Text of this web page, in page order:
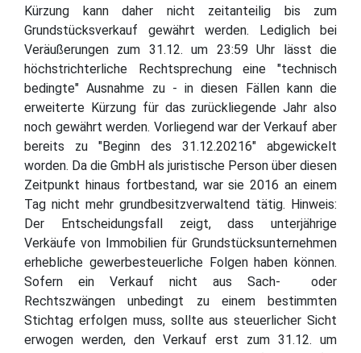
Kürzung kann daher nicht zeitanteilig bis zum
Grundstücksverkauf gewährt werden. Lediglich bei
Veräußerungen zum 31.12. um 23:59 Uhr lässt die
höchstrichterliche Rechtsprechung eine "technisch
bedingte" Ausnahme zu - in diesen Fällen kann die
erweiterte Kürzung für das zurückliegende Jahr also
noch gewährt werden. Vorliegend war der Verkauf aber
bereits zu "Beginn des 31.12.20216" abgewickelt
worden. Da die GmbH als juristische Person über diesen
Zeitpunkt hinaus fortbestand, war sie 2016 an einem
Tag nicht mehr grundbesitzverwaltend tätig. Hinweis:
Der Entscheidungsfall zeigt, dass unterjährige
Verkäufe von Immobilien für Grundstücksunternehmen
erhebliche gewerbesteuerliche Folgen haben können.
Sofern ein Verkauf nicht aus Sach- oder
Rechtszwängen unbedingt zu einem bestimmten
Stichtag erfolgen muss, sollte aus steuerlicher Sicht
erwogen werden, den Verkauf erst zum 31.12. um